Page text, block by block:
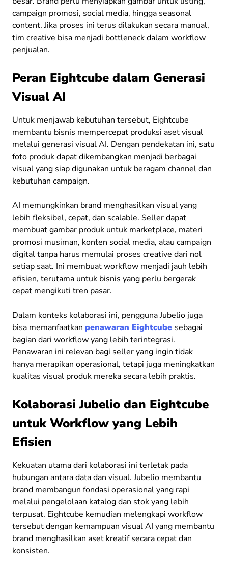
campaign promosi, social media, hingga seasonal
content. Jika proses ini terus dilakukan secara manual,
tim creative bisa menjadi bottleneck dalam workflow
penjualan.
Peran Eightcube dalam Generasi
Visual AI
Untuk menjawab kebutuhan tersebut, Eightcube
membantu bisnis mempercepat produksi aset visual
melalui generasi visual AI. Dengan pendekatan ini, satu
foto produk dapat dikembangkan menjadi berbagai
visual yang siap digunakan untuk beragam channel dan
kebutuhan campaign.
AI memungkinkan brand menghasilkan visual yang
lebih fleksibel, cepat, dan scalable. Seller dapat
membuat gambar produk untuk marketplace, materi
promosi musiman, konten social media, atau campaign
digital tanpa harus memulai proses creative dari nol
setiap saat. Ini membuat workflow menjadi jauh lebih
efisien, terutama untuk bisnis yang perlu bergerak
cepat mengikuti tren pasar.
Dalam konteks kolaborasi ini, pengguna Jubelio juga
bisa memanfaatkan penawaran Eightcube sebagai
bagian dari workflow yang lebih terintegrasi.
Penawaran ini relevan bagi seller yang ingin tidak
hanya merapikan operasional, tetapi juga meningkatkan
kualitas visual produk mereka secara lebih praktis.
Kolaborasi Jubelio dan Eightcube
untuk Workflow yang Lebih
Efisien
Kekuatan utama dari kolaborasi ini terletak pada
hubungan antara data dan visual. Jubelio membantu
brand membangun fondasi operasional yang rapi
melalui pengelolaan katalog dan stok yang lebih
terpusat. Eightcube kemudian melengkapi workflow
tersebut dengan kemampuan visual AI yang membantu
brand menghasilkan aset kreatif secara cepat dan
konsisten.